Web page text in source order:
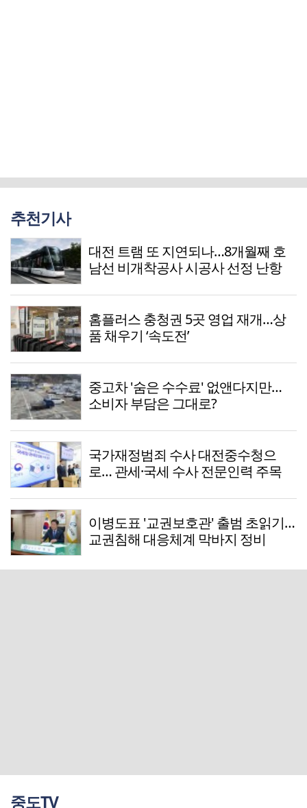
추천기사
대전 트램 또 지연되나…8개월째 호
남선 비개착공사 시공사 선정 난항
홈플러스 충청권 5곳 영업 재개…상
품 채우기 ‘속도전’
중고차 '숨은 수수료' 없앤다지만…
소비자 부담은 그대로?
국가재정범죄 수사 대전중수청으
로… 관세·국세 수사 전문인력 주목
이병도표 '교권보호관' 출범 초읽기…
교권침해 대응체계 막바지 정비
중도TV